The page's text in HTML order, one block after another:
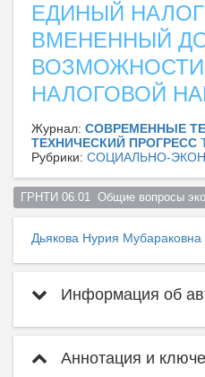
ЕДИНЫЙ
ВМЕНЕННЫЙ
ВОЗМОЖНОСТИ
НАЛОГОВОЙ
Журнал: СОВРЕМЕННЫЕ
ТЕХНИЧЕСКИЙ ПРОГРЕСС
Рубрики: СОЦИАЛЬНО-
ГРНТИ 06.01  Общие вопросы
Дьякова Нурия Мубараковна
Информация об
Аннотация и